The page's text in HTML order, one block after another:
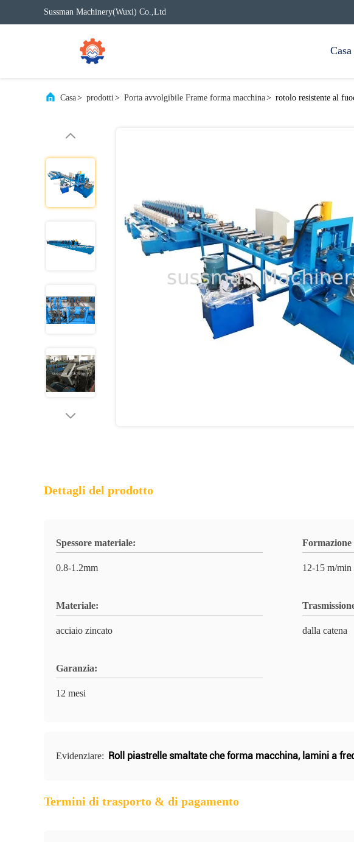
Sussman Machinery(Wuxi) Co.,Ltd
Casa
Casa> prodotti> Porta avvolgibile Frame forma macchina> rotolo resistente al
Dettagli del prodotto
Spessore materiale:
0.8-1.2mm
Formazione
12-15 m/min
Materiale:
acciaio zincato dalla catena
Garanzia:
12 mesi
Evidenziare: Roll piastrelle smaltate che forma macchina, lamini a
Termini di trasporto & di pagamento